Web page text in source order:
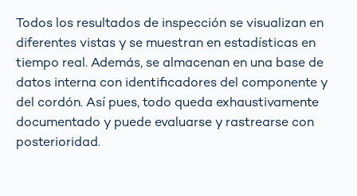
Todos los resultados de inspección se visualizan en
diferentes vistas y se muestran en estadísticas en
tiempo real. Además, se almacenan en una base de
datos interna con identificadores del componente y
del cordón. Así pues, todo queda exhaustivamente
documentado y puede evaluarse y rastrearse con
posterioridad.